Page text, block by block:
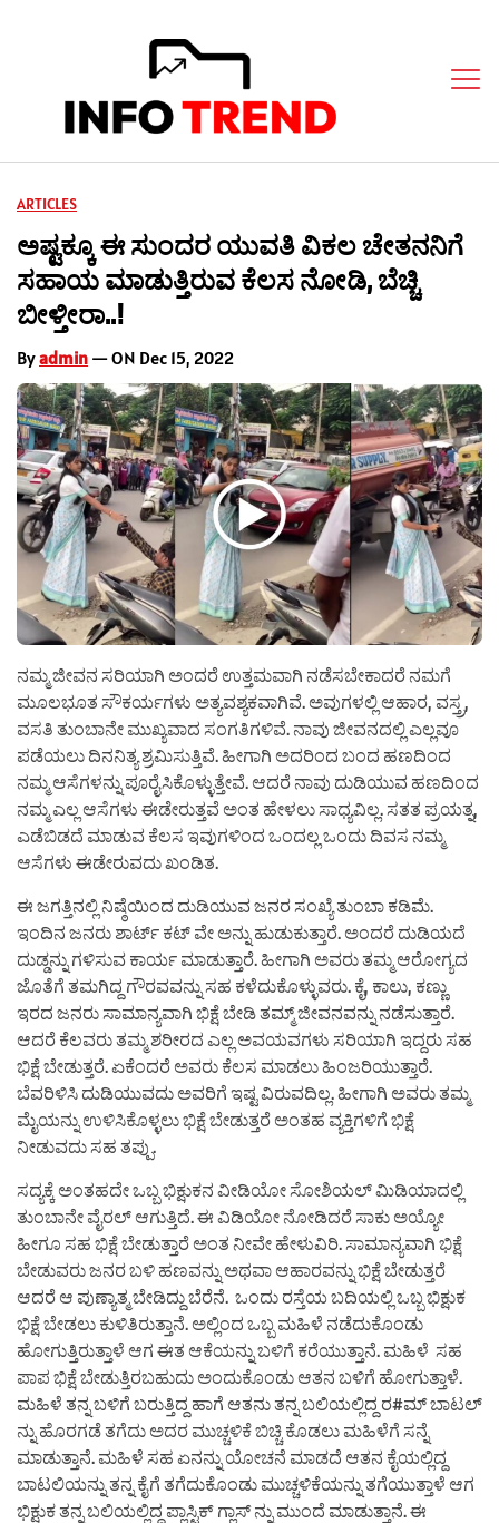
ARTICLES
ಅಷ್ಟಕ್ಕೂ ಈ ಸುಂದರ ಯುವತಿ ವಿಕಲ ಚೇತನನಿಗೆ
ಸಹಾಯ ಮಾಡುತ್ತಿರುವ ಕೆಲಸ ನೋಡಿ, ಬೆಚ್ಚಿ
ಬೀಳ್ತೀರಾ..!
Byadmin — ON Dec 15, 2022
ನಮ್ಮ ಜೀವನ ಸರಿಯಾಗಿ ಅಂದರೆ ಉತ್ತಮವಾಗಿ ನಡೆಸಬೇಕಾದರೆ ನಮಗೆ
ಮೂಲಭೂತ ಸೌಕರ್ಯಗಳು ಅತ್ಯವಶ್ಯಕವಾಗಿವೆ. ಅವುಗಳಲ್ಲಿ ಆಹಾರ, ವಸ್ತ್ರ,
ವಸತಿ ತುಂಬಾನೇ ಮುಖ್ಯವಾದ ಸಂಗತಿಗಳಿವೆ. ನಾವು ಜೀವನದಲ್ಲಿ ಎಲ್ಲವೂ
ಪಡೆಯಲು ದಿನನಿತ್ಯ ಶ್ರಮಿಸುತ್ತಿವೆ. ಹೀಗಾಗಿ ಅದರಿಂದ ಬಂದ ಹಣದಿಂದ
ನಮ್ಮ ಆಸೆಗಳನ್ನು ಪೂರೈಸಿಕೊಳ್ಳುತ್ತೇವೆ. ಆದರೆ ನಾವು ದುಡಿಯುವ ಹಣದಿಂದ
ನಮ್ಮ ಎಲ್ಲ ಆಸೆಗಳು ಈಡೇರುತ್ತವೆ ಅಂತ ಹೇಳಲು ಸಾಧ್ಯವಿಲ್ಲ. ಸತತ ಪ್ರಯತ್ನ,
ಎಡೆಬಿಡದೆ ಮಾಡುವ ಕೆಲಸ ಇವುಗಳಿಂದ ಒಂದಲ್ಲ ಒಂದು ದಿವಸ ನಮ್ಮ
ಆಸೆಗಳು ಈಡೇರುವದು ಖಂಡಿತ.
ಈ ಜಗತ್ತಿನಲ್ಲಿ ನಿಷ್ಠೆಯಿಂದ ದುಡಿಯುವ ಜನರ ಸಂಖ್ಯೆ ತುಂಬಾ ಕಡಿಮೆ.
ಇಂದಿನ ಜನರು ಶಾರ್ಟ್ ಕಟ್ ವೇ ಅನ್ನು ಹುಡುಕುತ್ತಾರೆ. ಅಂದರೆ ದುಡಿಯದೆ
ದುಡ್ಡನ್ನು ಗಳಿಸುವ ಕಾರ್ಯ ಮಾಡುತ್ತಾರೆ. ಹೀಗಾಗಿ ಅವರು ತಮ್ಮ ಆರೋಗ್ಯದ
ಜೊತೆಗೆ ತಮಗಿದ್ದ ಗೌರವವನ್ನು ಸಹ ಕಳೆದುಕೊಳ್ಳುವರು. ಕೈ, ಕಾಲು, ಕಣ್ಣು
ಇರದ ಜನರು ಸಾಮಾನ್ಯವಾಗಿ ಭಿಕ್ಷೆ ಬೇಡಿ ತಮ್ಮ್ ಜೀವನವನ್ನು ನಡೆಸುತ್ತಾರೆ.
ಆದರೆ ಕೆಲವರು ತಮ್ಮ ಶರೀರದ ಎಲ್ಲ ಅವಯವಗಳು ಸರಿಯಾಗಿ ಇದ್ದರು ಸಹ
ಭಿಕ್ಷೆ ಬೇಡುತ್ತರೆ. ಏಕೆಂದರೆ ಅವರು ಕೆಲಸ ಮಾಡಲು ಹಿಂಜರಿಯುತ್ತಾರೆ.
ಬೆವರಿಳಿಸಿ ದುಡಿಯುವದು ಅವರಿಗೆ ಇಷ್ಟ ವಿರುವದಿಲ್ಲ. ಹೀಗಾಗಿ ಅವರು ತಮ್ಮ
ಮೈಯನ್ನು ಉಳಿಸಿಕೊಳ್ಳಲು ಭಿಕ್ಷೆ ಬೇಡುತ್ತರೆ ಅಂತಹ ವ್ಯಕ್ತಿಗಳಿಗೆ ಭಿಕ್ಷೆ
ನೀಡುವದು ಸಹ ತಪ್ಪು.
ಸದ್ಯಕ್ಕೆ ಅಂತಹದೇ ಒಬ್ಬ ಭಿಕ್ಷುಕನ ವೀಡಿಯೋ ಸೋಶಿಯಲ್ ಮಿಡಿಯಾದಲ್ಲಿ
ತುಂಬಾನೇ ವೈರಲ್ ಆಗುತ್ತಿದೆ. ಈ ವಿಡಿಯೋ ನೋಡಿದರೆ ಸಾಕು ಅಯ್ಯೋ
ಹೀಗೂ ಸಹ ಭಿಕ್ಷೆ ಬೇಡುತ್ತಾರೆ ಅಂತ ನೀವೇ ಹೇಳುವಿರಿ. ಸಾಮಾನ್ಯವಾಗಿ ಭಿಕ್ಷೆ
ಬೇಡುವರು ಜನರ ಬಳಿ ಹಣವನ್ನು ಅಥವಾ ಆಹಾರವನ್ನು ಭಿಕ್ಷೆ ಬೇಡುತ್ತರೆ
ಆದರೆ ಆ ಪುಣ್ಯಾತ್ಮ ಬೇಡಿದ್ದು ಬೆರೆನೆ. ಒಂದು ರಸ್ತೆಯ ಬದಿಯಲ್ಲಿ ಒಬ್ಬ ಭಿಕ್ಷುಕ
ಭಿಕ್ಷೆ ಬೇಡಲು ಕುಳಿತಿರುತ್ತಾನೆ. ಅಲ್ಲಿಂದ ಒಬ್ಬ ಮಹಿಳೆ ನಡೆದುಕೊಂಡು
ಹೋಗುತ್ತಿರುತ್ತಾಳೆ ಆಗ ಈತ ಆಕೆಯನ್ನು ಬಳಿಗೆ ಕರೆಯುತ್ತಾನೆ. ಮಹಿಳೆ ಸಹ
ಪಾಪ ಭಿಕ್ಷೆ ಬೇಡುತ್ತಿರಬಹುದು ಅಂದುಕೊಂಡು ಆತನ ಬಳಿಗೆ ಹೋಗುತ್ತಾಳೆ.
ಮಹಿಳೆ ತನ್ನ ಬಳಿಗೆ ಬರುತ್ತಿದ್ದ ಹಾಗೆ ಆತನು ತನ್ನ ಬಲಿಯಲ್ಲಿದ್ದ ರ#ಮ್ ಬಾಟಲ್
ನ್ನು ಹೊರಗಡೆ ತಗೆದು ಅದರ ಮುಚ್ಚಳಿಕೆ ಬಿಚ್ಚಿ ಕೊಡಲು ಮಹಿಳೆಗೆ ಸನ್ನೆ
ಮಾಡುತ್ತಾನೆ. ಮಹಿಳೆ ಸಹ ಏನನ್ನು ಯೋಚನೆ ಮಾಡದೆ ಆತನ ಕೈಯಲ್ಲಿದ್ದ
ಬಾಟಲಿಯನ್ನು ತನ್ನ ಕೈಗೆ ತಗೆದುಕೊಂಡು ಮುಚ್ಚಳಿಕೆಯನ್ನು ತಗೆಯುತ್ತಾಳೆ ಆಗ
ಭಿಕ್ಷುಕ ತನ್ನ ಬಲಿಯಲ್ಲಿದ್ದ ಪ್ಲಾಸ್ಟಿಕ್ ಗ್ಲಾಸ್ ನ್ನು ಮುಂದೆ ಮಾಡುತ್ತಾನೆ. ಈ